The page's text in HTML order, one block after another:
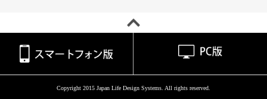
Copyright 2015 Japan Life Design Systems. All rights reserved.